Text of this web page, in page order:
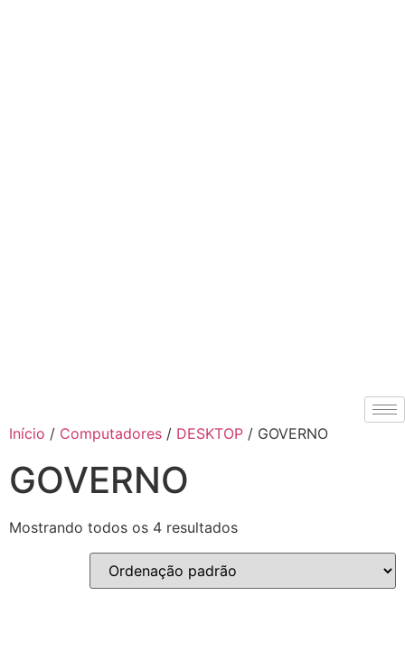
Início / Computadores / DESKTOP / GOVERNO
GOVERNO
Mostrando todos os 4 resultados